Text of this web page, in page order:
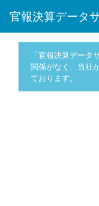
官報決算データ
「官報決算データ
関係がなく、当社
ております。